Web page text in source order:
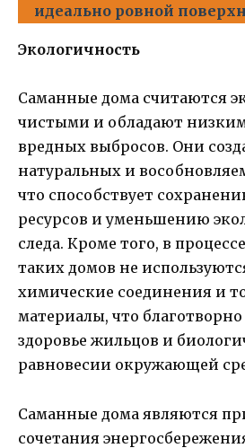
идеально ровной
Экологичность
Саманные дома считаются
чистыми и обладают
вредных выбросов. Они
натуральных и
что способствует
ресурсов и уменьшению
следа. Кроме того, в
таких домов не
химические соединения и
материалы, что благотворно
здоровье жильцов и
равновесии окружающей
Саманные дома являются
сочетания